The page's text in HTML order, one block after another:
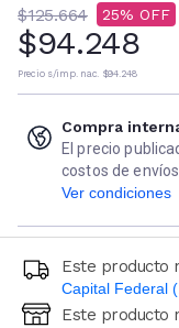
$125.664 25
$94.248
Precio s/imp. nac. $94.248
Compra
El precio
costos de
Ver condiciones
Este producto
Capital Federal
Ingresá código
Este producto